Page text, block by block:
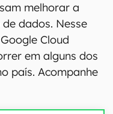
melhorar a
dados. Nesse
Cloud
em alguns dos
país. Acompanhe